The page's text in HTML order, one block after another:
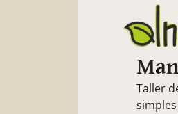
Taller